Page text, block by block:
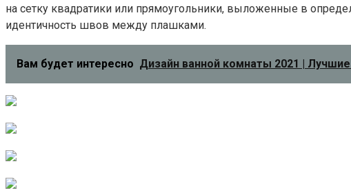
на сетку квадратики или прямоугольники, выложенные в
идентичность швов между плашками.
Вам будет интересно Дизайн ванной комнаты 2021 |